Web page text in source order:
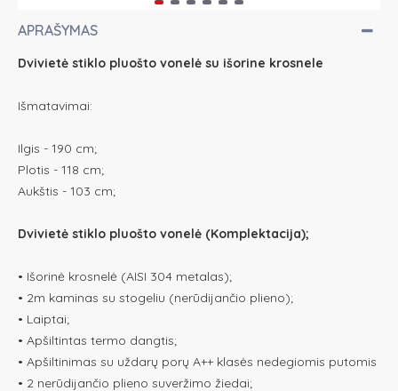
APRAŠYMAS
Dvivietė stiklo pluošto vonelė su išorine krosnele
Išmatavimai:
Ilgis - 190 cm;
Plotis - 118 cm;
Aukštis - 103 cm;
Dvivietė stiklo pluošto vonelė (Komplektacija);
• Išorinė krosnelė (AISI 304 metalas);
• 2m kaminas su stogeliu (nerūdijančio plieno);
• Laiptai;
• Apšiltintas termo dangtis;
• Apšiltinimas su uždarų porų A++ klasės nedegiomis putomis
• 2 nerūdijančio plieno suveržimo žiedai;